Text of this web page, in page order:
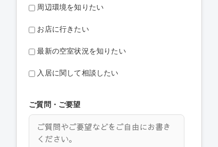
周辺環境を知りたい
お店に行きたい
最新の空室状況を知りたい
入居に関して相談したい
ご質問・ご要望